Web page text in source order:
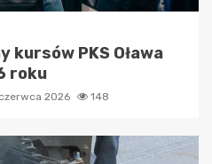
kursów PKS Oława
roku
2026 148